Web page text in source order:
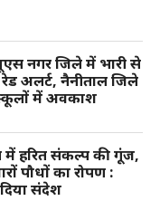
नगर जिले में भारी से
अलर्ट, नैनीताल जिले
में अवकाश
में हरित संकल्प की गूंज,
पौधों का रोपण :
संदेश